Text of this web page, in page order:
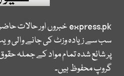
express.pkخبروں اور حالات
سب سے زیادہ وزٹ کی جانے والی
پر شائع شدہ تمام مواد کے جملہ
گروپ محفوظ ہیں۔